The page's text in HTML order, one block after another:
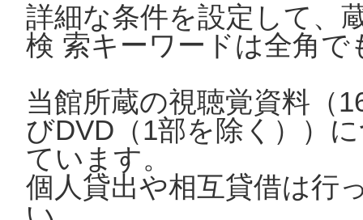
詳細な条件を設定して、
検 索キーワードは全角
当館所蔵の視聴覚資料（
びDVD（1部を除く））
ています。
個人貸出や相互貸借は行